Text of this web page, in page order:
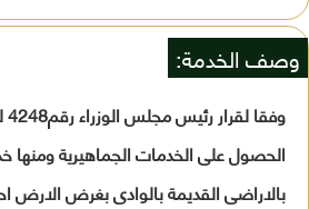
وصف الخدمة:
الحصول على الخدمات الجماهيرية ومنها
بالاراضى القديمة بالوادى بغرض الارض